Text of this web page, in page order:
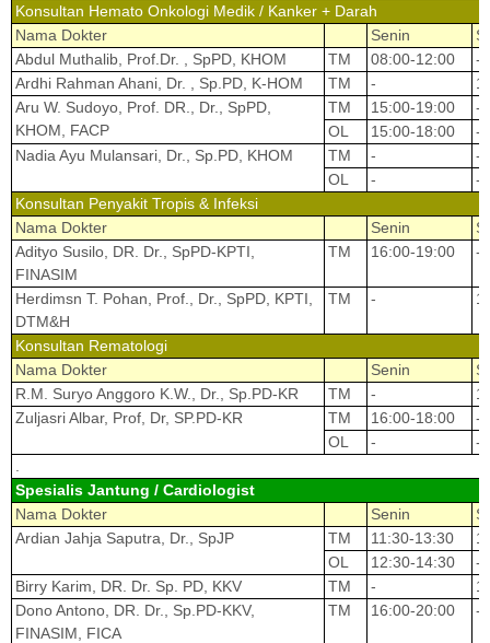
Konsultan Hemato Onkologi Medik / Kanker + Darah
Nama Dokter
Senin
Abdul Muthalib, Prof.Dr. , SpPD, KHOM
TM 08:00-12:00
-
Ardhi Rahman Ahani, Dr. , Sp.PD, K-HOM
TM -
Aru W. Sudoyo, Prof. DR., Dr., SpPD,
KHOM, FACP
TM 15:00-19:00
-
OL
15:00-18:00
-
Nadia Ayu Mulansari, Dr., Sp.PD, KHOM
TM -
-
OL
-
-
Konsultan Penyakit Tropis & Infeksi
Nama Dokter
Senin
Adityo Susilo, DR. Dr., SpPD-KPTI,
FINASIM
TM 16:00-19:00 -
Herdimsn T. Pohan, Prof., Dr., SpPD, KPTI,
DTM&H
TM -
Konsultan Rematologi
Nama Dokter
Senin
R.M. Suryo Anggoro K.W., Dr., Sp.PD-KR
TM -
Zuljasri Albar, Prof, Dr, SP.PD-KR
TM 16:00-18:00
-
OL
-
-
Spesialis Jantung / Cardiologist
Nama Dokter
Senin
Ardian Jahja Saputra, Dr., SpJP
TM 11:30-13:30
OL
12:30-14:30
-
Birry Karim, DR. Dr. Sp. PD, KKV
TM -
Dono Antono, DR. Dr., Sp.PD-KKV,
FINASIM, FICA
TM 16:00-20:00 -